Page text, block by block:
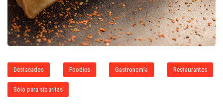
Destacados Foodies Gastronomía Restaurantes
Sólo para sibaritas